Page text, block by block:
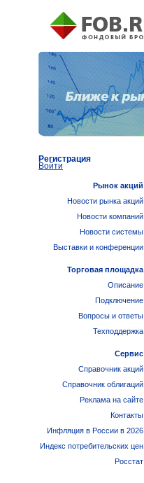
Регистрация
Войти
Рынок акций
Новости рынка акций
Новости компаний
Новости системы
Выставки и конференции
Торговая площадка
Описание
Подключение
Вопросы и ответы
Техподдержка
Сервис
Справочник акций
Справочник облигаций
Реклама на сайте
Контакты
Инфляция в России в 2026
Индекс потребительских цен
Росстат